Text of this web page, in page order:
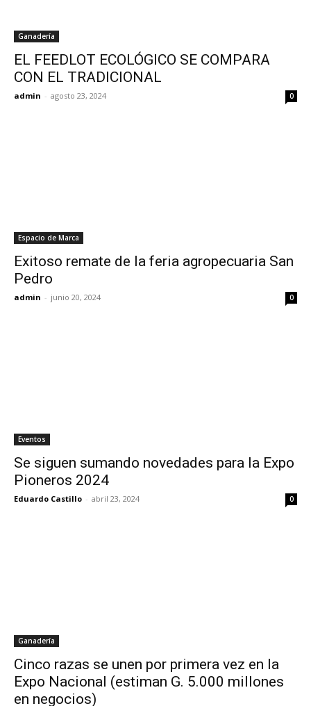
Ganadería
EL FEEDLOT ECOLÓGICO SE COMPARA
CON EL TRADICIONAL
admin - agosto 23, 2024 0
Espacio de Marca
Exitoso remate de la feria agropecuaria San
Pedro
admin - junio 20, 2024 0
Eventos
Se siguen sumando novedades para la Expo
Pioneros 2024
Eduardo Castillo - abril 23, 2024 0
Ganadería
Cinco razas se unen por primera vez en la
Expo Nacional (estiman G. 5.000 millones
en negocios)